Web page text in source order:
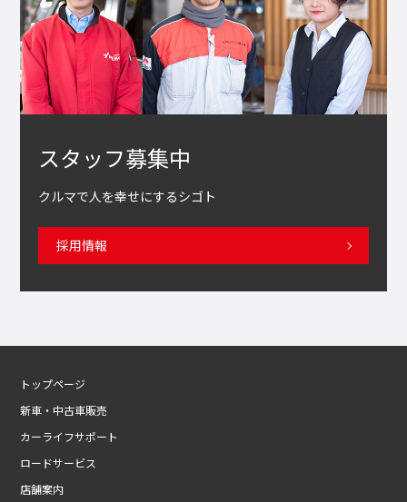
スタッフ募集中
クルマで人を幸せにするシゴト
採用情報
トップページ
新車・中古車販売
カーライフサポート
ロードサービス
店舗案内